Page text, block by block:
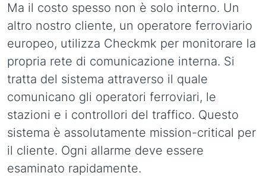
Ma il costo spesso non è solo interno. Un
altro nostro cliente, un operatore ferroviario
europeo, utilizza Checkmk per monitorare la
propria rete di comunicazione interna. Si
tratta del sistema attraverso il quale
comunicano gli operatori ferroviari, le
stazioni e i controllori del traffico. Questo
sistema è assolutamente mission-critical per
il cliente. Ogni allarme deve essere
esaminato rapidamente.